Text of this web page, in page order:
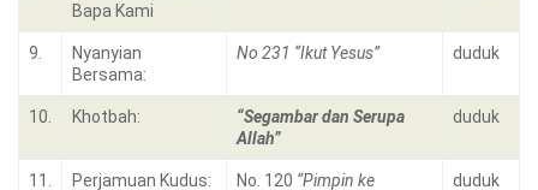
Bapa Kami
9.
Nyanyian
Bersama:
No 231 “Ikut Yesus” duduk
10. Khotbah:
“Segambar dan Serupa
Allah”
duduk
11. Perjamuan Kudus: No. 120 “Pimpin ke
duduk